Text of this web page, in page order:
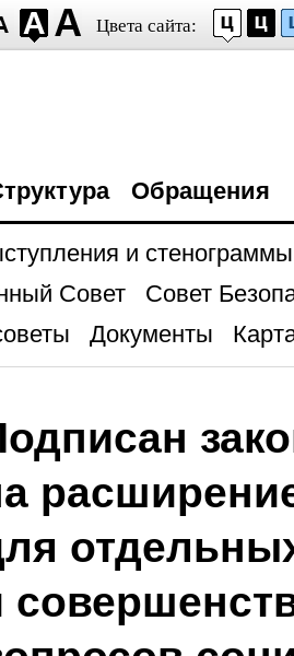
Цвета сайта:
Обращения
и стенограммы
Совет
Совет
Документы